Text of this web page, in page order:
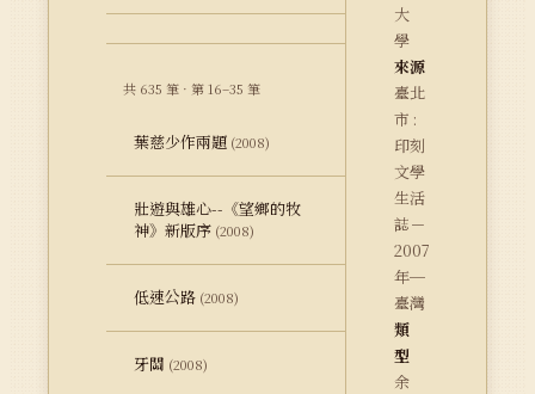
共 635 筆 · 第 16–35 筆
葉慈少作兩題 (2008)
壯遊與雄心--《望鄉的牧
神》新版序 (2008)
低速公路 (2008)
牙關 (2008)
大
學
來源
臺北
市 :
印刻
文學
生活
誌－
2007
年─
臺灣
類
型
余